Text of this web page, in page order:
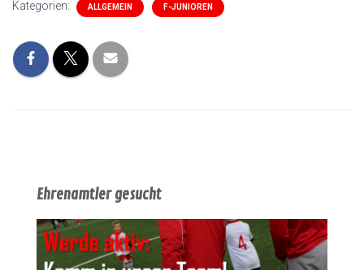
Kategorien: ALLGEMEIN F-JUNIOREN
Ehrenamtler gesucht